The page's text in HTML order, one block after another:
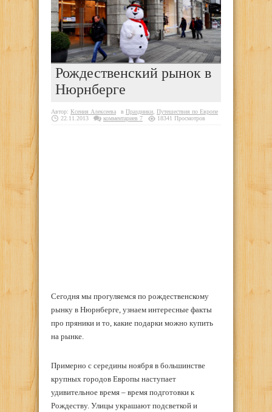
Рождественский рынок в
Нюрнберге
Автор: Ксения Алексеева в Праздники Путешествия по Европе
22.11.2013
комментариев 7 18341 Просмотров
Сегодня мы прогуляемся по рождественскому
рынку в Нюрнберге, узнаем интересные факты
про пряники и то, какие подарки можно купить
на рынке.
Примерно с середины ноября в большинстве
крупных городов Европы наступает
удивительное время – время подготовки к
Рождеству. Улицы украшают подсветкой и